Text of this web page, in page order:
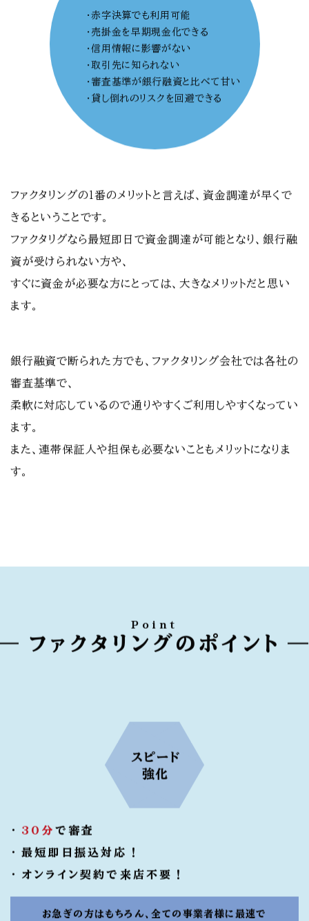
・赤字決算でも利用可能
・売掛金を早期現金化できる
・信用情報に影響がない
・取引先に知られない
・審査基準が銀行融資と比べて甘い
・貸し倒れのリスクを回避できる
ファクタリングの１番のメリットと言えば、資金調達が早くで
きるということです。
ファクタリグなら最短即日で資金調達が可能となり、銀行融
資が受けられない方や、
すぐに資金が必要な方にとっては、大きなメリットだと思い
ます。
銀行融資で断られた方でも、ファクタリング会社では各社の
審査基準で、
柔軟に対応しているので通りやすくご利用しやすくなってい
ます。
また、連帯保証人や担保も必要ないこともメリットになりま
す。
Point
ファクタリングのポイント
スピード
強化
30分 で審査
最短即日振込対応！
オンライン契約で来店不要！
お急ぎの方はもちろん、全ての事業者様に最速で